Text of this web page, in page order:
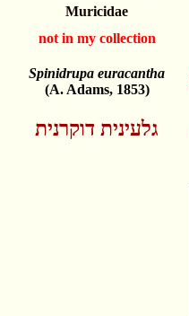
Muricidae
not in my collection
Spinidrupa euracantha
(A. Adams, 1853)
גלעינית דוקרנית